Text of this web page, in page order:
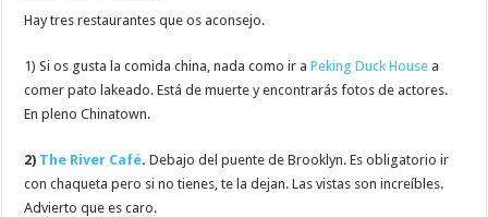
Hay tres restaurantes que os aconsejo.
1) Si os gusta la comida china, nada como ir aPeking Duck House a
comer pato lakeado. Está de muerte y encontrarás fotos de actores.
En pleno Chinatown.
2) The River Café. Debajo del puente de Brooklyn. Es obligatorio ir
con chaqueta pero si no tienes, te la dejan. Las vistas son increíbles.
Advierto que es caro.